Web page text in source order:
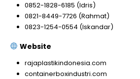
0852-1828-6185 (Idris)
0821-8449-7726 (Rahmat)
0823-1254-0554 (Iskandar)
Website
rajaplastikindonesia.com
containerboxindustri.com